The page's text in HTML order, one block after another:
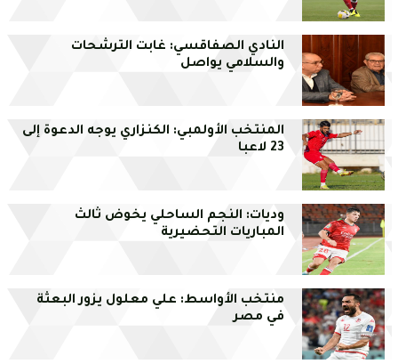
النادي الصفاقسي: غابت الترشحات
والسلامي يواصل
المنتخب الأولمبي: الكنزاري يوجه الدعوة إلى
23 لاعبا
وديات: النجم الساحلي يخوض ثالث
المباريات التحضيرية
منتخب الأواسط: علي معلول يزور البعثة
في مصر